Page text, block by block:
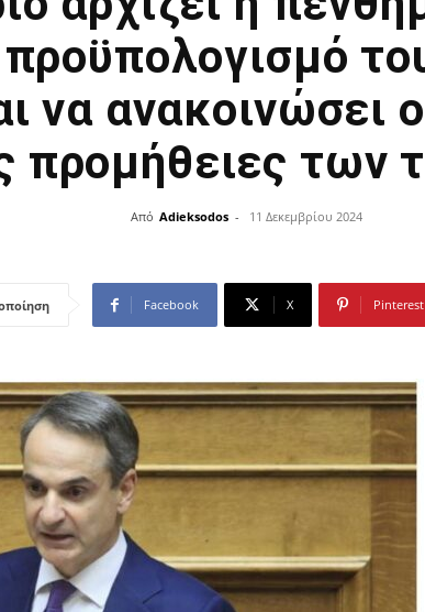
προϋπολογισμό
να ανακοινώσει
προμήθειες των
Από Adieksodos - 11 Δεκεμβρίου 2024
Facebook X Pinterest